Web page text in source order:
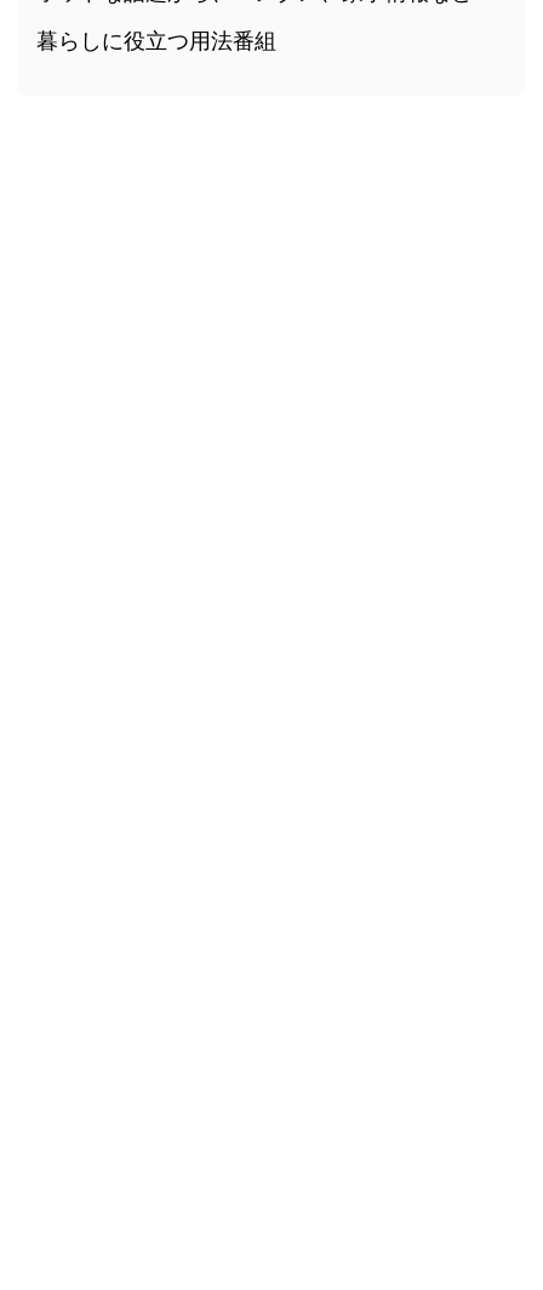
暮らしに役立つ用法番組